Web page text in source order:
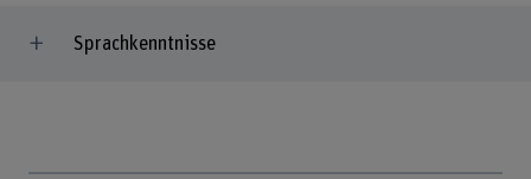
Sprachkenntnisse